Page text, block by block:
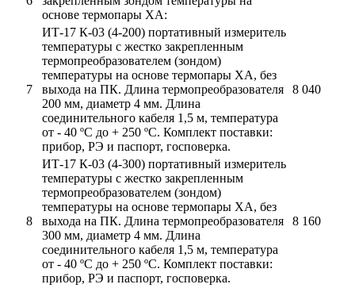
основе термопары ХА:
7
ИТ-17 К-03 (4-200) портативный измеритель
температуры с жестко закрепленным
термопреобразователем (зондом)
температуры на основе термопары ХА, без
выхода на ПК. Длина термопреобразователя
200 мм, диаметр 4 мм. Длина
соединительного кабеля 1,5 м, температура
от - 40 ºС до + 250 ºС. Комплект поставки:
прибор, РЭ и паспорт, госповерка.
8 040
8
ИТ-17 К-03 (4-300) портативный измеритель
температуры с жестко закрепленным
термопреобразователем (зондом)
температуры на основе термопары ХА, без
выхода на ПК. Длина термопреобразователя
300 мм, диаметр 4 мм. Длина
соединительного кабеля 1,5 м, температура
от - 40 ºС до + 250 ºС. Комплект поставки:
прибор, РЭ и паспорт, госповерка.
8 160